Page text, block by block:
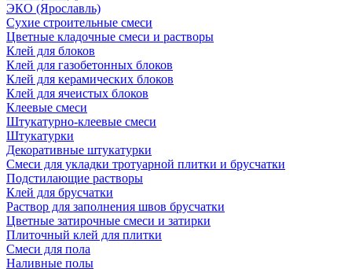
ЭКО (Ярославль)
Сухие строительные смеси
Цветные кладочные смеси и растворы
Клей для блоков
Клей для газобетонных блоков
Клей для керамических блоков
Клей для ячеистых блоков
Клеевые смеси
Штукатурно-клеевые смеси
Штукатурки
Декоративные штукатурки
Смеси для укладки тротуарной плитки и брусчатки
Подстилающие растворы
Клей для брусчатки
Раствор для заполнения швов брусчатки
Цветные затирочные смеси и затирки
Плиточный клей для плитки
Смеси для пола
Наливные полы